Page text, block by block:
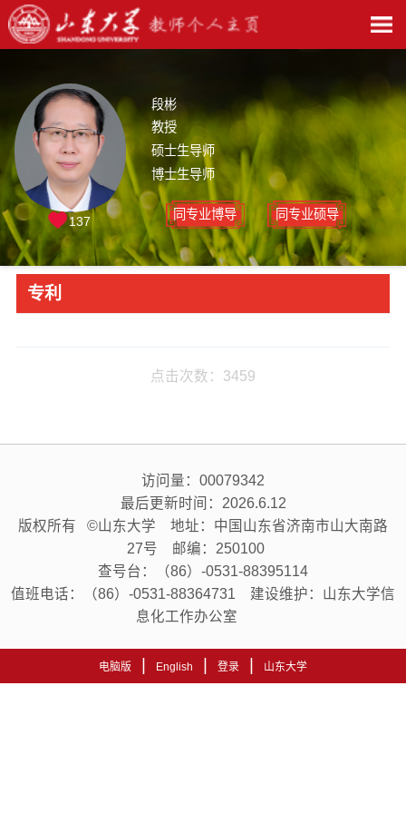
段彬
教授
硕士生导师
博士生导师
同专业博导 同专业硕导
137
专利
点击次数： 3459
访问量： 00079342
最后更新时间： 2026.6.12
版权所有 ©山东大学 地址：中国山东省济南市山大南路
27号 邮编：250100
查号台：（86）-0531-88395114
值班电话：（86）-0531-88364731 建设维护：山东大学信
息化工作办公室
电脑版 English 登录 山东大学